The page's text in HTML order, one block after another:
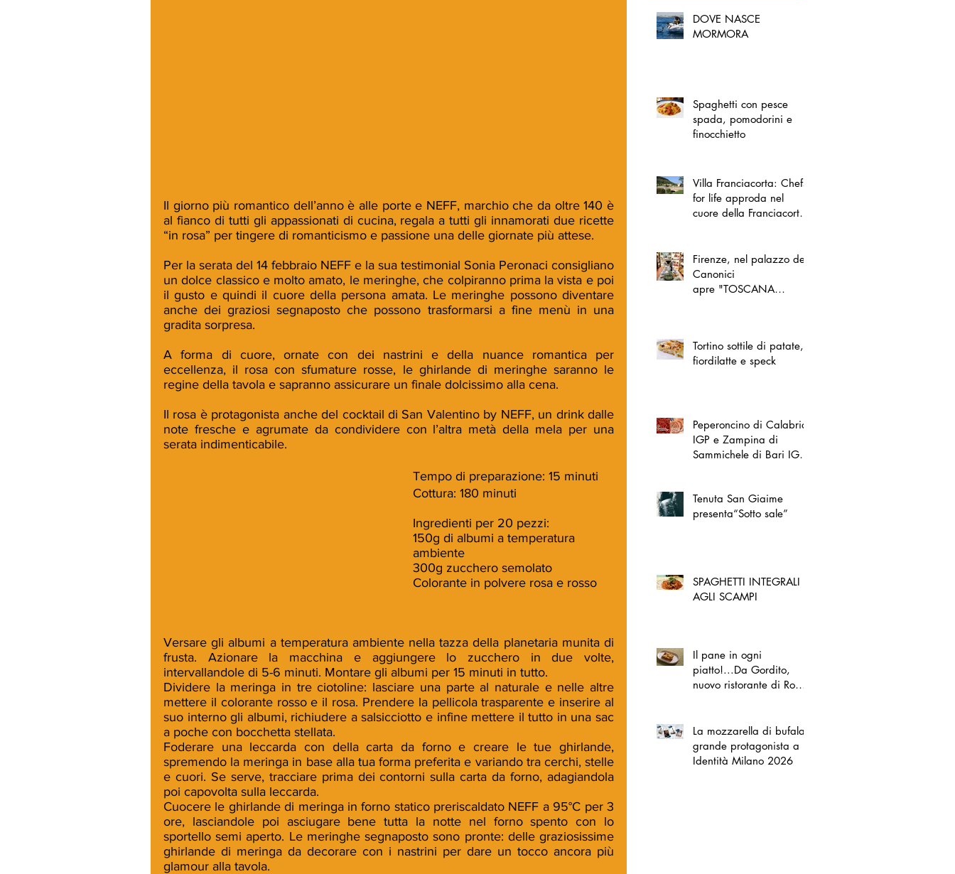
Il giorno più romantico dell’anno è alle porte e NEFF, marchio che da oltre 140 è
al fianco di tutti gli appassionati di cucina, regala a tutti gli innamorati due ricette
“in rosa” per tingere di romanticismo e passione una delle giornate più attese.
Per la serata del 14 febbraio NEFF e la sua testimonial Sonia Peronaci consigliano
un dolce classico e molto amato, le meringhe, che colpiranno prima la vista e poi
il gusto e quindi il cuore della persona amata. Le meringhe possono diventare
anche dei graziosi segnaposto che possono trasformarsi a fine menù in una
gradita sorpresa.
A forma di cuore, ornate con dei nastrini e della nuance romantica per
eccellenza, il rosa con sfumature rosse, le ghirlande di meringhe saranno le
regine della tavola e sapranno assicurare un finale dolcissimo alla cena.
Il rosa è protagonista anche del cocktail di San Valentino by NEFF, un drink dalle
note fresche e agrumate da condividere con l’altra metà della mela per una
serata indimenticabile.
Tempo di preparazione: 15 minuti
Cottura: 180 minuti
Ingredienti per 20 pezzi:
150g di albumi a temperatura
ambiente
300g zucchero semolato
Colorante in polvere rosa e rosso
Versare gli albumi a temperatura ambiente nella tazza della planetaria munita di
frusta. Azionare la macchina e aggiungere lo zucchero in due volte,
intervallandole di 5-6 minuti. Montare gli albumi per 15 minuti in tutto.
Dividere la meringa in tre ciotoline: lasciare una parte al naturale e nelle altre
mettere il colorante rosso e il rosa. Prendere la pellicola trasparente e inserire al
suo interno gli albumi, richiudere a salsicciotto e infine mettere il tutto in una sac
a poche con bocchetta stellata.
Foderare una leccarda con della carta da forno e creare le tue ghirlande,
spremendo la meringa in base alla tua forma preferita e variando tra cerchi, stelle
e cuori. Se serve, tracciare prima dei contorni sulla carta da forno, adagiandola
poi capovolta sulla leccarda.
Cuocere le ghirlande di meringa in forno statico preriscaldato NEFF a 95°C per 3
ore, lasciandole poi asciugare bene tutta la notte nel forno spento con lo
sportello semi aperto. Le meringhe segnaposto sono pronte: delle graziosissime
ghirlande di meringa da decorare con i nastrini per dare un tocco ancora più
glamour alla tavola.
DOVE NASCE
MORMORA
Spaghetti con pesce
spada, pomodorini e
finocchietto
Villa Franciacorta: Chefs
for life approda nel
cuore della Franciacorta,
Firenze, nel palazzo dei
Canonici
apre "TOSCANA
Tortino sottile di patate,
fiordilatte e speck
Peperoncino di Calabria
IGP e Zampina di
Sammichele di Bari IGP
Tenuta San Giaime
presenta“Sotto sale”
SPAGHETTI INTEGRALI
AGLI SCAMPI
Il pane in ogni
piatto!...Da Gordito,
nuovo ristorante di Roma
La mozzarella di bufala
grande protagonista a
Identità Milano 2026